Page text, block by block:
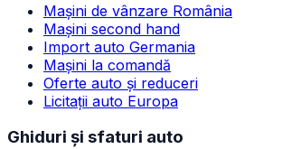
Mașini de vânzare România
Mașini second hand
Import auto Germania
Mașini la comandă
Oferte auto și reduceri
Licitații auto Europa
Ghiduri și sfaturi auto